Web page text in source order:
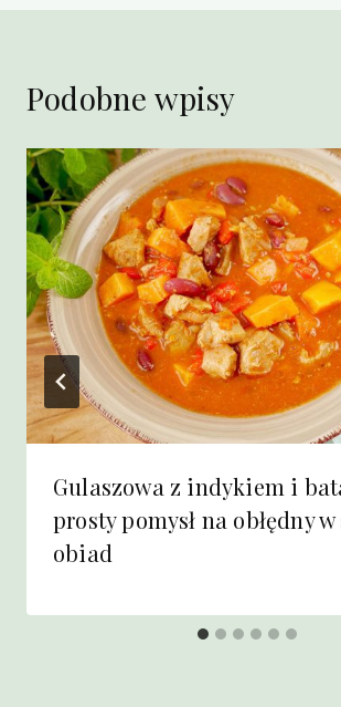
Podobne wpisy
Gulaszowa z indykiem i
prosty pomysł na obłędny
obiad